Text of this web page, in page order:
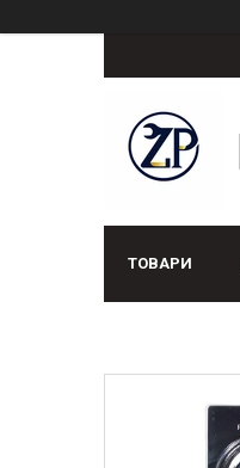
ТОВАРИ